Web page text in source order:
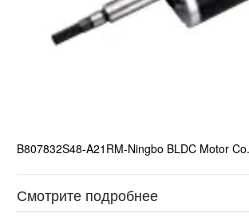
B807832S48-A21RM-Ningbo BLDC Motor
Смотрите подробнее